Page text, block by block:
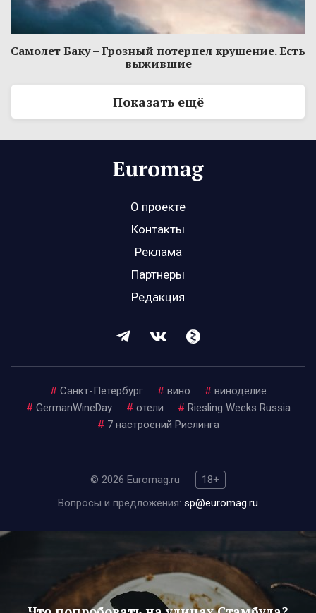
Самолет Баку – Грозный потерпел крушение. Есть
выжившие
Показать ещё
О проекте
Контакты
Реклама
Партнеры
Редакция
# Санкт-Петербург # вино # виноделие
# GermanWineDay # отели # Riesling Weeks Russia
# 7 настроений Рислинга
© 2026 Euromag.ru
18+
Вопросы и предложения: sp@euromag.ru